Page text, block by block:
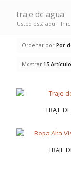
traje de agua
Usted está aquí:
Ordenar por Por
Mostrar 15
TRAJE
TRAJE